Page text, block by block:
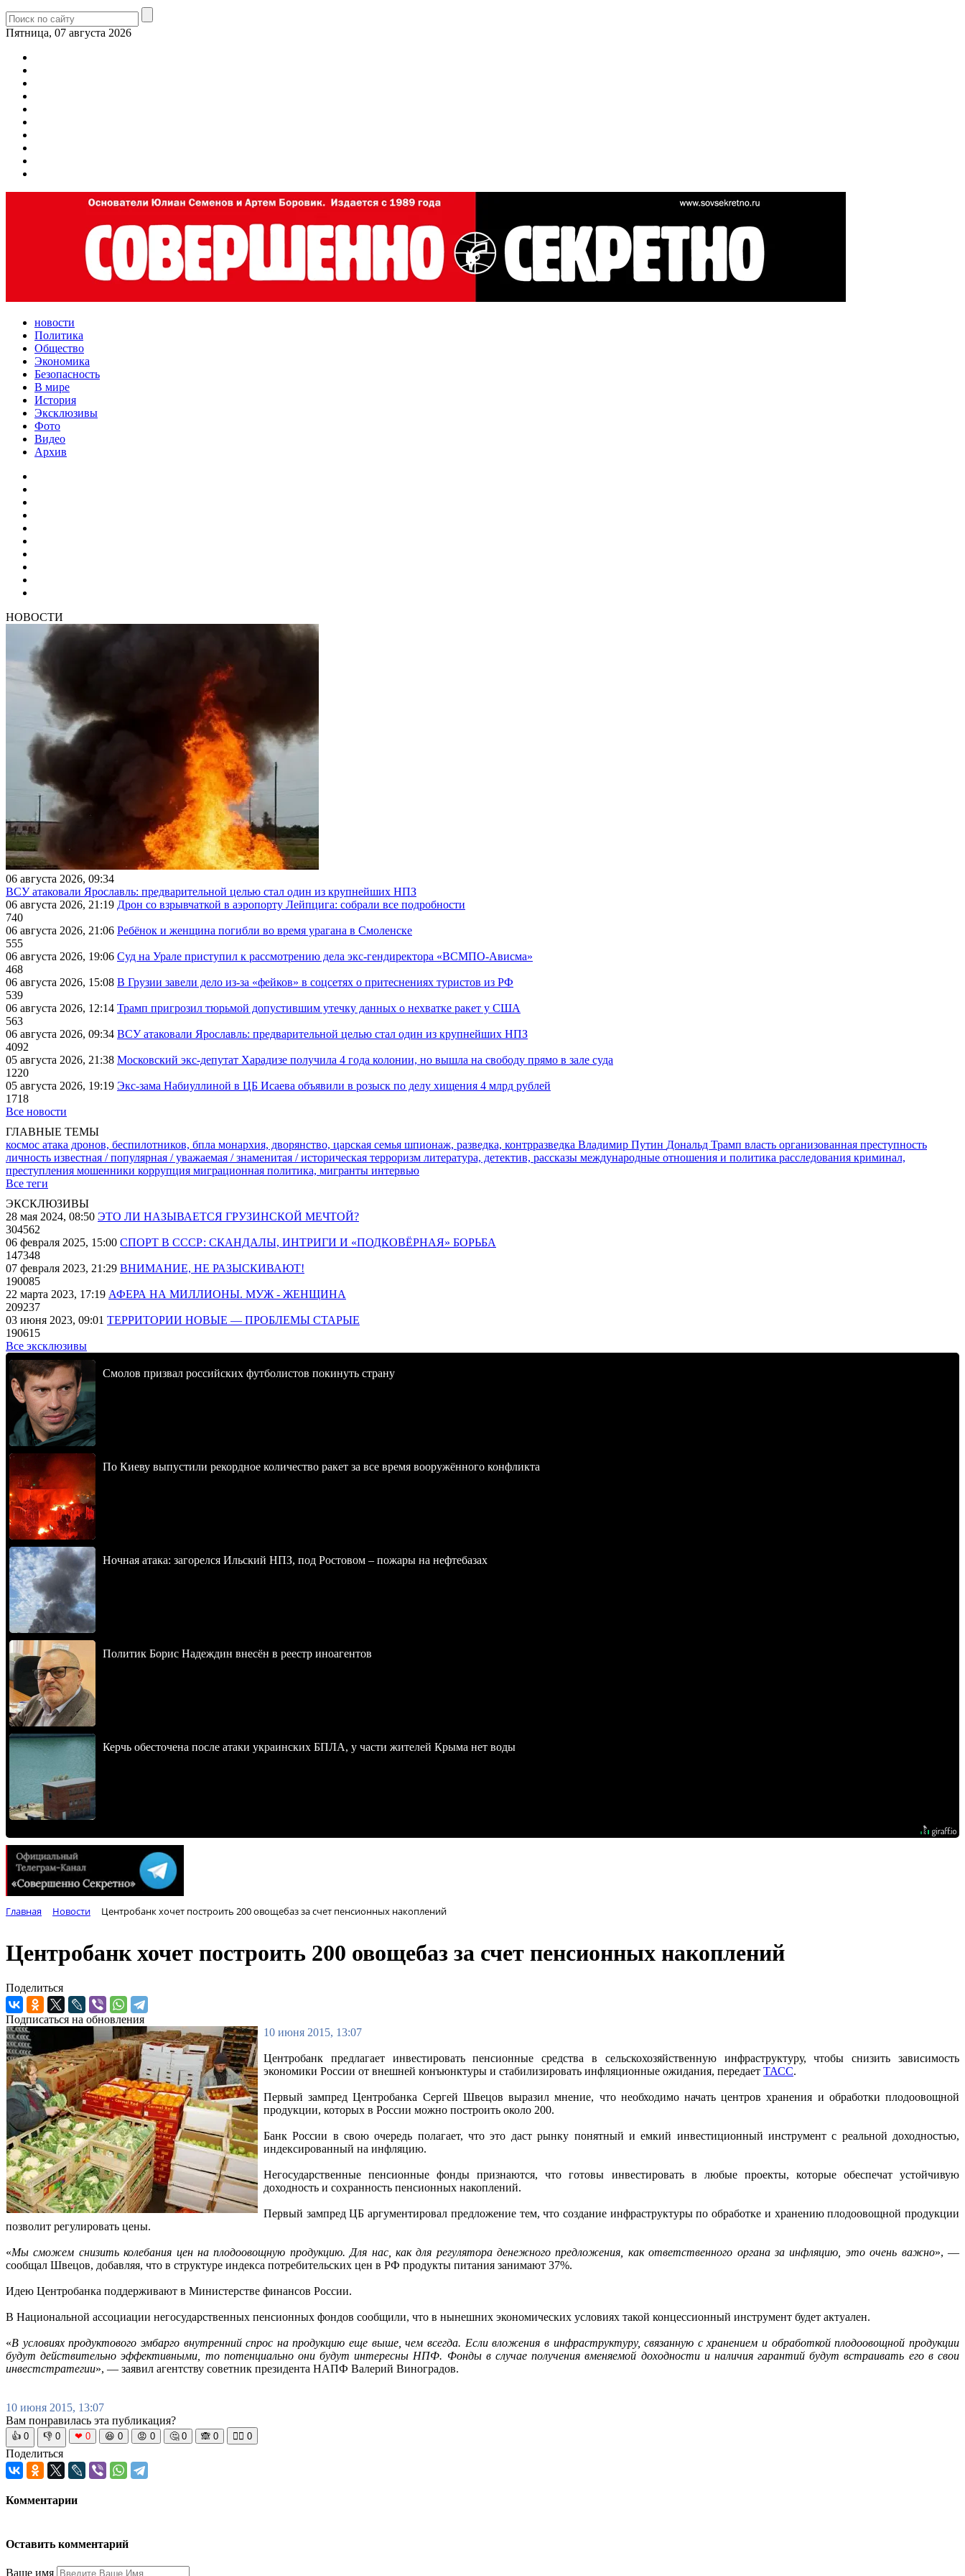
Пятница, 07 августа 2026
новости
Политика
Общество
Экономика
Безопасность
В мире
История
Эксклюзивы
Фото
Видео
Архив
НОВОСТИ
06 августа 2026, 09:34
ВСУ атаковали Ярославль: предварительной целью стал один из крупнейших НПЗ
06 августа 2026, 21:19 Дрон со взрывчаткой в аэропорту Лейпцига: собрали все подробности
740
06 августа 2026, 21:06 Ребёнок и женщина погибли во время урагана в Смоленске
555
06 августа 2026, 19:06 Суд на Урале приступил к рассмотрению дела экс-гендиректора «ВСМПО-Ависма»
468
06 августа 2026, 15:08 В Грузии завели дело из-за «фейков» в соцсетях о притеснениях туристов из РФ
539
06 августа 2026, 12:14 Трамп пригрозил тюрьмой допустившим утечку данных о нехватке ракет у США
563
06 августа 2026, 09:34 ВСУ атаковали Ярославль: предварительной целью стал один из крупнейших НПЗ
4092
05 августа 2026, 21:38 Московский экс-депутат Харадизе получила 4 года колонии, но вышла на свободу прямо в зале суда
1220
05 августа 2026, 19:19 Экс-зама Набиуллиной в ЦБ Исаева объявили в розыск по делу хищения 4 млрд рублей
1718
Все новости
ГЛАВНЫЕ ТЕМЫ
космос атака дронов, беспилотников, бпла монархия, дворянство, царская семья шпионаж, разведка, контрразведка Владимир Путин Дональд Трамп власть организованная преступность
личность известная / популярная / уважаемая / знаменитая / историческая терроризм литература, детектив, рассказы международные отношения и политика расследования криминал,
преступления мошенники коррупция миграционная политика, мигранты интервью
Все теги
ЭКСКЛЮЗИВЫ
28 мая 2024, 08:50 ЭТО ЛИ НАЗЫВАЕТСЯ ГРУЗИНСКОЙ МЕЧТОЙ?
304562
06 февраля 2025, 15:00 СПОРТ В СССР: СКАНДАЛЫ, ИНТРИГИ И «ПОДКОВЁРНАЯ» БОРЬБА
147348
07 февраля 2023, 21:29 ВНИМАНИЕ, НЕ РАЗЫСКИВАЮТ!
190085
22 марта 2023, 17:19 АФЕРА НА МИЛЛИОНЫ. МУЖ - ЖЕНЩИНА
209237
03 июня 2023, 09:01 ТЕРРИТОРИИ НОВЫЕ — ПРОБЛЕМЫ СТАРЫЕ
190615
Все эксклюзивы
Смолов призвал российских футболистов покинуть страну
По Киеву выпустили рекордное количество ракет за все время вооружённого конфликта
Ночная атака: загорелся Ильский НПЗ, под Ростовом – пожары на нефтебазах
Политик Борис Надеждин внесён в реестр иноагентов
Керчь обесточена после атаки украинских БПЛА, у части жителей Крыма нет воды
Главная Новости Центробанк хочет построить 200 овощебаз за счет пенсионных накоплений
Центробанк хочет построить 200 овощебаз за счет пенсионных накоплений
Поделиться
Подписаться на обновления
10 июня 2015, 13:07
Центробанк предлагает инвестировать пенсионные средства в сельскохозяйственную инфраструктуру, чтобы снизить зависимость
экономики России от внешней конъюнктуры и стабилизировать инфляционные ожидания, передает ТАСС.
Первый зампред Центробанка Сергей Швецов выразил мнение, что необходимо начать центров хранения и обработки плодоовощной
продукции, которых в России можно построить около 200.
Банк России в свою очередь полагает, что это даст рынку понятный и емкий инвестиционный инструмент с реальной доходностью,
индексированный на инфляцию.
Негосударственные пенсионные фонды признаются, что готовы инвестировать в любые проекты, которые обеспечат устойчивую
доходность и сохранность пенсионных накоплений.
Первый зампред ЦБ аргументировал предложение тем, что создание инфраструктуры по обработке и хранению плодоовощной продукции
позволит регулировать цены.
«Мы сможем снизить колебания цен на плодоовощную продукцию. Для нас, как для регулятора денежного предложения, как ответственного органа за инфляцию, это очень важно», —
сообщал Швецов, добавляя, что в структуре индекса потребительских цен в РФ продукты питания занимают 37%.
Идею Центробанка поддерживают в Министерстве финансов России.
В Национальной ассоциации негосударственных пенсионных фондов сообщили, что в нынешних экономических условиях такой концессионный инструмент будет актуален.
«В условиях продуктового эмбарго внутренний спрос на продукцию еще выше, чем всегда. Если вложения в инфраструктуру, связанную с хранением и обработкой плодоовощной продукции
будут действительно эффективными, то потенциально они будут интересны НПФ. Фонды в случае получения вменяемой доходности и наличия гарантий будут встраивать его в свои
инвестстратегии», — заявил агентству советник президента НАПФ Валерий Виноградов.
10 июня 2015, 13:07
Вам понравилась эта публикация?
👍 0 👎 0 ❤ 0 😆 0 😡 0 🤔 0 🙈 0 🧘‍♀️ 0
Поделиться
Комментарии
Оставить комментарий
Ваше имя